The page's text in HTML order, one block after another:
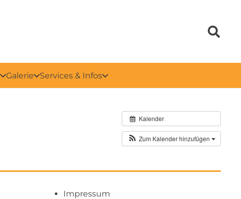
Galerie Services & Infos
Kalender
Zum Kalender hinzufügen
Impressum